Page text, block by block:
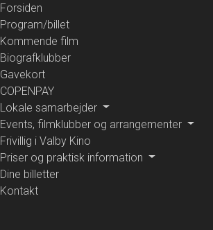
Forsiden
Program/billet
Kommende film
Biografklubber
Gavekort
COPENPAY
Lokale samarbejder
Events, filmklubber og arrangementer
Frivillig i Valby Kino
Priser og praktisk information
Dine billetter
Kontakt